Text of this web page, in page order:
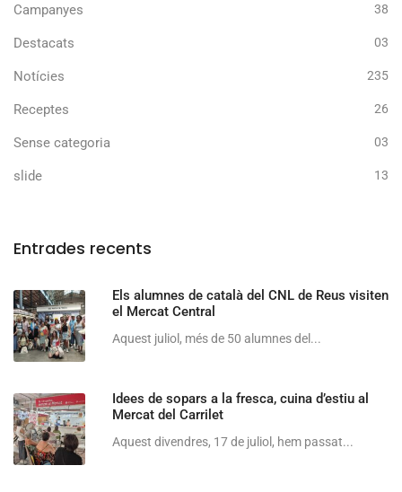
Campanyes 38
Destacats 03
Notícies 235
Receptes 26
Sense categoria 03
slide 13
Entrades recents
Els alumnes de català del CNL de Reus visiten
el Mercat Central
Aquest juliol, més de 50 alumnes del...
Idees de sopars a la fresca, cuina d’estiu al
Mercat del Carrilet
Aquest divendres, 17 de juliol, hem passat...